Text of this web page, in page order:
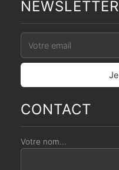
NEWSLETTER
CONTACT
Votre nom...